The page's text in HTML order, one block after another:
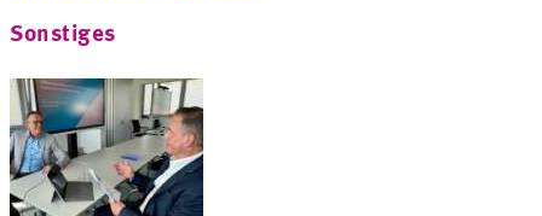
Sonstiges